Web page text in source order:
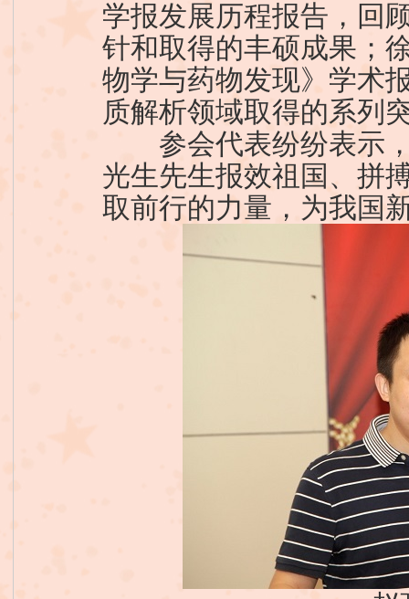
学报发展历程报告，回
针和取得的丰硕成果；
物学与药物发现》学术
质解析领域取得的系列
参会代表纷纷表示，
光生先生报效祖国、拼
取前行的力量，为我国